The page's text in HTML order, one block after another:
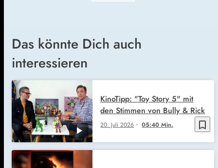
Das könnte Dich auch
interessieren
bookmark_border
20. Juli 2026 05:40 Min.
KinoTipp: "Toy Story 5" mit
den Stimmen von Bully & Rick